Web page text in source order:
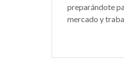
preparándote
mercado y